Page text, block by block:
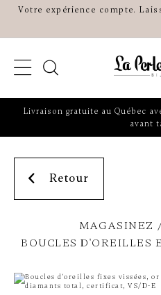
Votre expérience compte.
Livraison gratuite au Québec
avant
Retour
MAGASINEZ
BOUCLES D'OREILLES